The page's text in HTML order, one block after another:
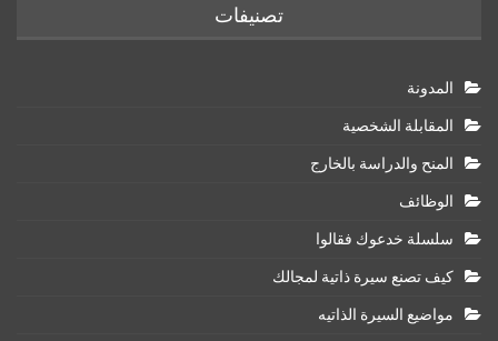
تصنيفات
المدونة
المقابلة الشخصية
المنح والدراسة بالخارج
الوظائف
سلسلة خدعوك فقالوا
كيف تصنع سيرة ذاتية لمجالك
مواضيع السيرة الذاتيه